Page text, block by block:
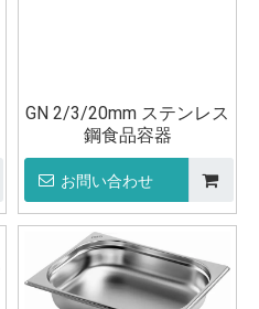
GN 2/3/20mm ステンレス
鋼食品容器
お問い合わせ